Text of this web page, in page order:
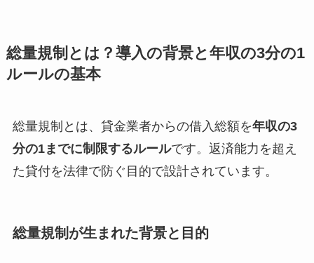
総量規制とは？導入の背景と年収の3分の1
ルールの基本
総量規制とは、貸金業者からの借入総額を年収の3
分の1までに制限するルールです。返済能力を超え
た貸付を法律で防ぐ目的で設計されています。
総量規制が生まれた背景と目的